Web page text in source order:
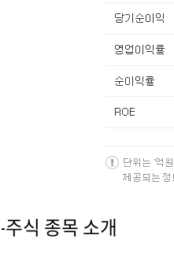
-주식 종목 소개